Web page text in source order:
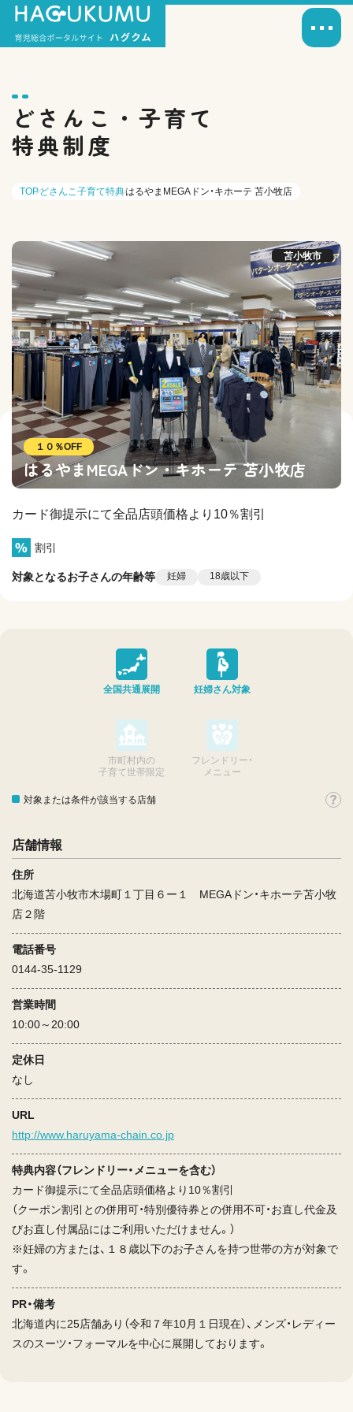
どさんこ・子育て
特典制度
TOPどさんこ子育て特典はるやまMEGAドン・キホーテ 苫小牧店
苫小牧市
１０％OFF
はるやまMEGAドン・キホーテ 苫小牧店
カード御提示にて全品店頭価格より10％割引
割引
対象となるお子さんの年齢等 妊婦 18歳以下
全国共通展開 妊婦さん対象
市町村内の
子育て世帯限定
フレンドリー・
メニュー
対象または条件が該当する店舗
店舗情報
住所
北海道苫小牧市木場町１丁目６ー１ MEGAドン・キホーテ苫小牧
店２階
電話番号
0144-35-1129
営業時間
10:00～20:00
定休日
なし
URL
http://www.haruyama-chain.co.jp
特典内容（フレンドリー・メニューを含む）
カード御提示にて全品店頭価格より10％割引
（クーポン割引との併用可・特別優待券との併用不可・お直し代金及
びお直し付属品にはご利用いただけません。）
※妊婦の方または、１８歳以下のお子さんを持つ世帯の方が対象で
す。
PR・備考
北海道内に25店舗あり（令和７年10月１日現在）、メンズ・レディー
スのスーツ・フォーマルを中心に展開しております。